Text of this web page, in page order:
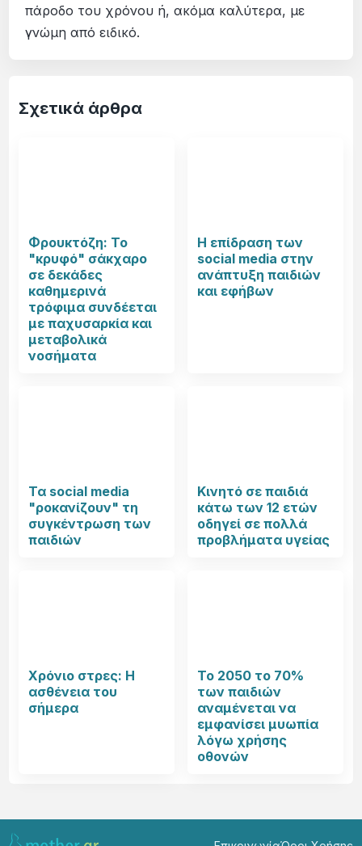
πάροδο του χρόνου ή, ακόμα καλύτερα, με
γνώμη από ειδικό.
Σχετικά άρθρα
Φρουκτόζη: Το
"κρυφό" σάκχαρο
σε δεκάδες
καθημερινά
τρόφιμα συνδέεται
με παχυσαρκία και
μεταβολικά
νοσήματα
Η επίδραση των
social media στην
ανάπτυξη παιδιών
και εφήβων
Τα social media
"ροκανίζουν" τη
συγκέντρωση των
παιδιών
Κινητό σε παιδιά
κάτω των 12 ετών
οδηγεί σε πολλά
προβλήματα υγείας
Χρόνιο στρες: Η
ασθένεια του
σήμερα
Το 2050 το 70%
των παιδιών
αναμένεται να
εμφανίσει μυωπία
λόγω χρήσης
οθονών